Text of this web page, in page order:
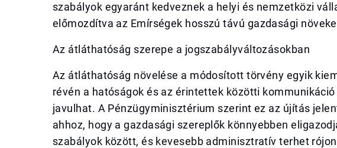
szabályok egyaránt kedveznek a helyi és nemzetközi
előmozdítva az Emírségek hosszú távú gazdasági
Az átláthatóság szerepe a jogszabályváltozásokban
Az átláthatóság növelése a módosított törvény egyik
révén a hatóságok és az érintettek közötti
javulhat. A Pénzügyminisztérium szerint ez az újítás
ahhoz, hogy a gazdasági szereplők könnyebben
szabályok között, és kevesebb adminisztratív terhet